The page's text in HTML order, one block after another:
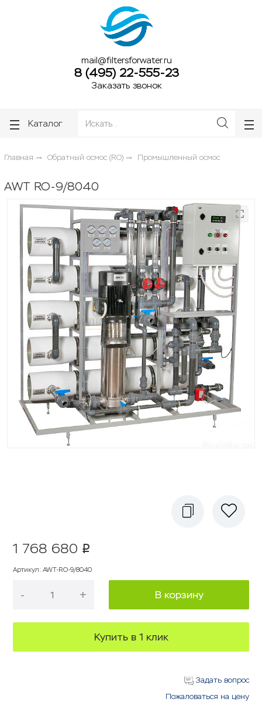
mail@filtersforwater.ru
8 (495) 22-555-23
Заказать звонок
Каталог
Главная Обратный осмос (RO) Промышленный осмос
AWT RO-9/8040
1 768 680 p
Артикул: AWT-RO-9/8040
- + В корзину
Купить в 1 клик
Задать вопрос
Пожаловаться на цену